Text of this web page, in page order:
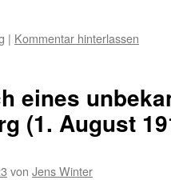
| Kommentar hinterlassen
eines
(1. August
von Jens Winter